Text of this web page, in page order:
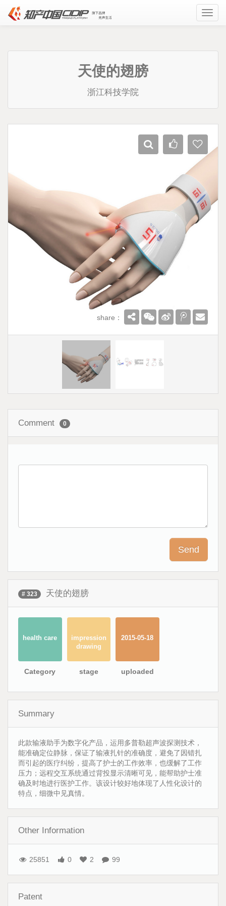
天使的翅膀
浙江科技学院
share：
Comment 0
# 323 天使的翅膀
health care
Category
impression
drawing
stage
2015-05-18
uploaded
Summary
此款输液助手为数字化产品，运用多普勒超声波探测技术，
能准确定位静脉，保证了输液扎针的准确度，避免了因错扎
而引起的医疗纠纷，提高了护士的工作效率，也缓解了工作
压力；远程交互系统通过背投显示清晰可见，能帮助护士准
确及时地进行医护工作。该设计较好地体现了人性化设计的
特点，细微中见真情。
Other Information
25851 0 2 99
Patent